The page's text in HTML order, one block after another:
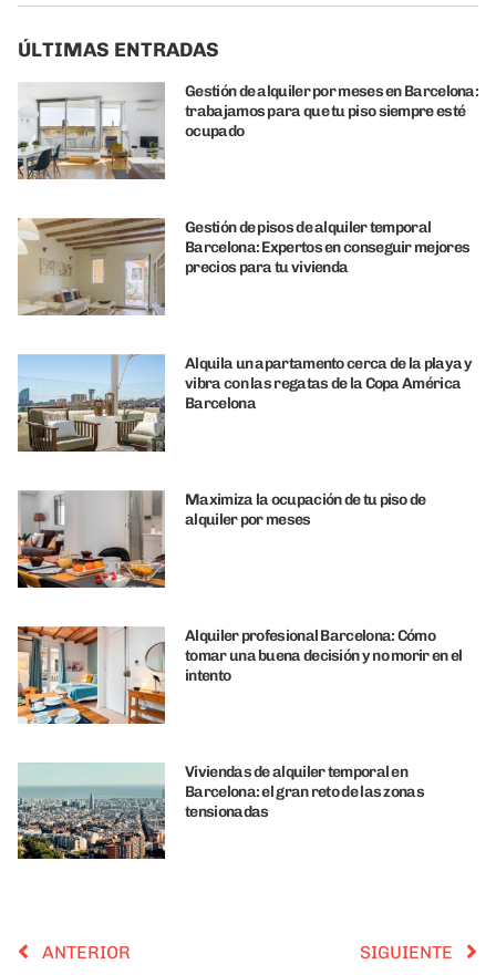
ÚLTIMAS ENTRADAS
Gestión de alquiler por meses en Barcelona:
trabajamos para que tu piso siempre esté
ocupado
Gestión de pisos de alquiler temporal
Barcelona: Expertos en conseguir mejores
precios para tu vivienda
Alquila un apartamento cerca de la playa y
vibra con las regatas de la Copa América
Barcelona
Maximiza la ocupación de tu piso de
alquiler por meses
Alquiler profesional Barcelona: Cómo
tomar una buena decisión y no morir en el
intento
Viviendas de alquiler temporal en
Barcelona: el gran reto de las zonas
tensionadas
ANTERIOR SIGUIENTE